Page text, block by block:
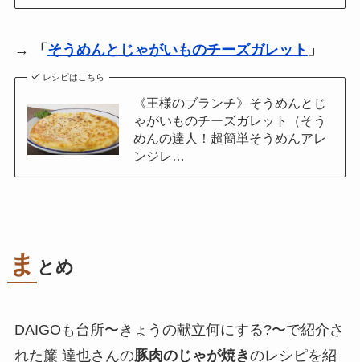
→ 「 そうめんとじゃがいものチーズガレット 」
レシピはこちら
《王様のブランチ》そうめんとじ
ゃがいものチーズガレット（そう
めんの達人！超簡単そうめんアレ
ンジレ…
ま とめ
DAIGOも台所〜きょうの献立何にする?〜で紹介さ
れた簾 達也さんの豚肉のじゃが焼きのレシピを紹